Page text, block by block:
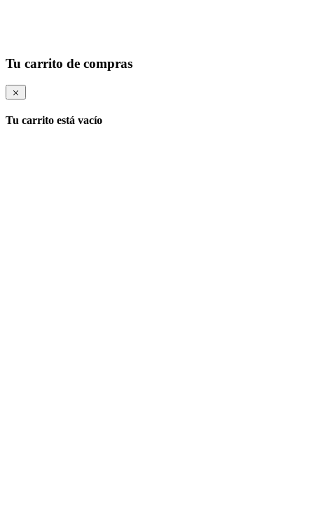
Tu carrito de compras
Tu carrito está vacío